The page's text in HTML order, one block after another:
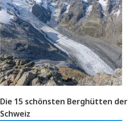
Die 15 schönsten Berghütten der
Schweiz